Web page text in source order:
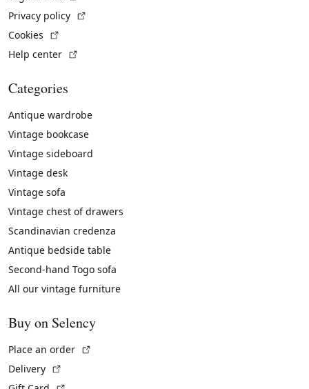
Privacy policy
Cookies
Help center
Categories
Antique wardrobe
Vintage bookcase
Vintage sideboard
Vintage desk
Vintage sofa
Vintage chest of drawers
Scandinavian credenza
Antique bedside table
Second-hand Togo sofa
All our vintage furniture
Buy on Selency
Place an order
Delivery